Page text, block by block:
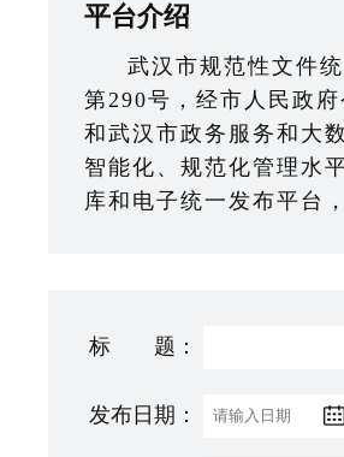
平台介绍
武汉市规范性文件
第290号，经市人民政
和武汉市政务服务和大
智能化、规范化管理水
库和电子统一发布平台
标 题：
发布日期：